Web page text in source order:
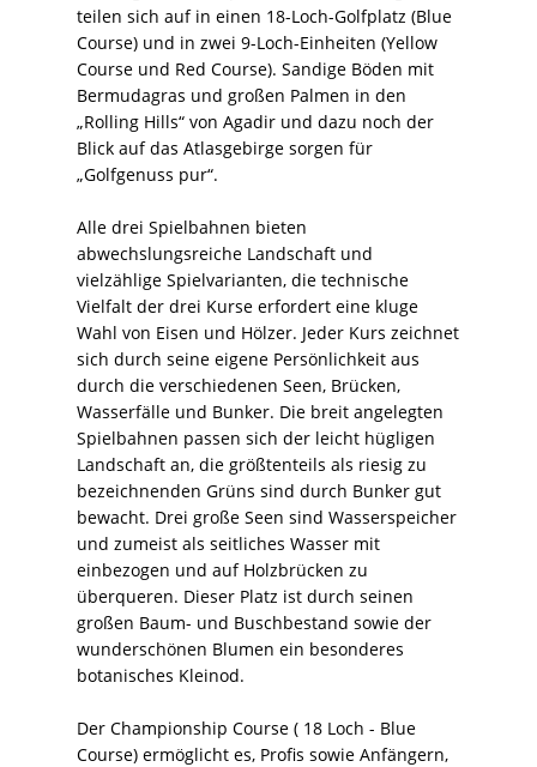
teilen sich auf in einen 18-Loch-Golfplatz (Blue
Course) und in zwei 9-Loch-Einheiten (Yellow
Course und Red Course). Sandige Böden mit
Bermudagras und großen Palmen in den
„Rolling Hills“ von Agadir und dazu noch der
Blick auf das Atlasgebirge sorgen für
„Golfgenuss pur“.
Alle drei Spielbahnen bieten
abwechslungsreiche Landschaft und
vielzählige Spielvarianten, die technische
Vielfalt der drei Kurse erfordert eine kluge
Wahl von Eisen und Hölzer. Jeder Kurs zeichnet
sich durch seine eigene Persönlichkeit aus
durch die verschiedenen Seen, Brücken,
Wasserfälle und Bunker. Die breit angelegten
Spielbahnen passen sich der leicht hügligen
Landschaft an, die größtenteils als riesig zu
bezeichnenden Grüns sind durch Bunker gut
bewacht. Drei große Seen sind Wasserspeicher
und zumeist als seitliches Wasser mit
einbezogen und auf Holzbrücken zu
überqueren. Dieser Platz ist durch seinen
großen Baum- und Buschbestand sowie der
wunderschönen Blumen ein besonderes
botanisches Kleinod.
Der Championship Course ( 18 Loch - Blue
Course) ermöglicht es, Profis sowie Anfängern,